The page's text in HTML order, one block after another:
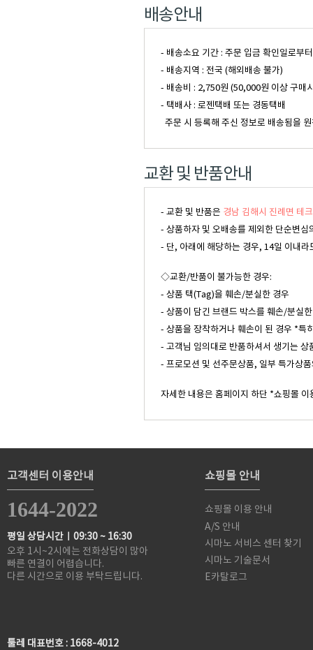
배송안내
- 배송소요 기간 : 주문 입금 확인일로부
- 배송지역 : 전국 (해외배송 불가)
- 배송비 : 2,750원 (50,000원 이상 구매
- 택배사 : 로젠택배 또는 경동택배
주문 시 등록해 주신 정보로 배송됨을
교환 및 반품안내
- 교환 및 반품은 경남 김해시 진례면 테
- 상품하자 및 오배송를 제외한 단순변
- 단, 아래에 해당하는 경우, 14일 이내
◇교환/반품이 불가능한 경우:
- 상품 택(Tag)을 훼손/분실한 경우
- 상품이 담긴 브랜드 박스를 훼손/분실
- 상품을 장착하거나 훼손이 된 경우 *특
- 고객님 임의대로 반품하셔서 생기는 상
- 프로모션 및 선주문상품, 일부 특가상
자세한 내용은 홈페이지 하단 *쇼핑몰
고객센터 이용안내
1644-2022
평일 상담시간ㅣ09:30 ~ 16:30
오후 1시~2시에는 전화상담이 많아
빠른 연결이 어렵습니다.
다른 시간으로 이용 부탁드립니다.
툴레 대표번호 : 1668-4012
쇼핑몰 안내
쇼핑몰 이용 안내
A/S 안내
시마노 서비스 센터 찾기
시마노 기술문서
E카탈로그